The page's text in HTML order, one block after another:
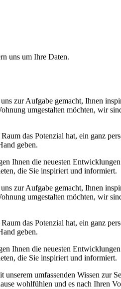
uns um Ihre Daten.
zur Aufgabe gemacht, Ihnen
umgestalten möchten, wir
das Potenzial hat, ein ganz
geben.
Ihnen die neuesten
die Sie inspiriert und informiert.
zur Aufgabe gemacht, Ihnen
umgestalten möchten, wir
das Potenzial hat, ein ganz
geben.
Ihnen die neuesten
die Sie inspiriert und informiert.
umfassenden Wissen zur
wohlfühlen und es nach Ihren